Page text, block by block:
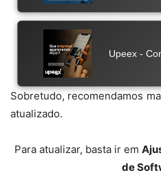
Sobretudo, recomendamos
atualizado.
Para atualizar, basta ir em
de